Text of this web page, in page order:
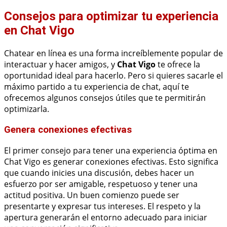
Consejos para optimizar tu experiencia
en Chat Vigo
Chatear en línea es una forma increíblemente popular de
interactuar y hacer amigos, y Chat Vigote ofrece la
oportunidad ideal para hacerlo. Pero si quieres sacarle el
máximo partido a tu experiencia de chat, aquí te
ofrecemos algunos consejos útiles que te permitirán
optimizarla.
Genera conexiones efectivas
El primer consejo para tener una experiencia óptima en
Chat Vigo es generar conexiones efectivas. Esto significa
que cuando inicies una discusión, debes hacer un
esfuerzo por ser amigable, respetuoso y tener una
actitud positiva. Un buen comienzo puede ser
presentarte y expresar tus intereses. El respeto y la
apertura generarán el entorno adecuado para iniciar